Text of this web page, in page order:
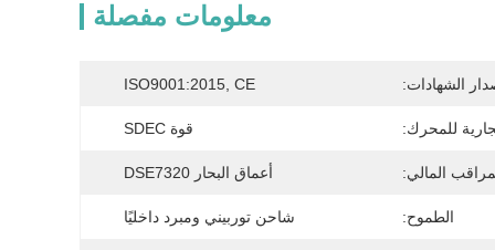
معلومات مفصلة
الشهادات: ISO9001:2015, CE
للمحرك: قوة SDEC
المالي: أعماق البحار DSE7320
الطموح: شاحن توربيني ومبرد داخليًا